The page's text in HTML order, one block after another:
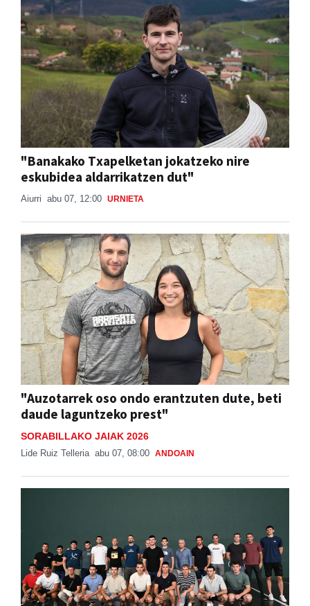
"Banakako Txapelketan jokatzeko nire
eskubidea aldarrikatzen dut"
Aiurri abu 07, 12:00 URNIETA
"Auzotarrek oso ondo erantzuten dute, beti
daude laguntzeko prest"
SORABILLAKO JAIAK 2026
Lide Ruiz Telleria abu 07, 08:00 ANDOAIN